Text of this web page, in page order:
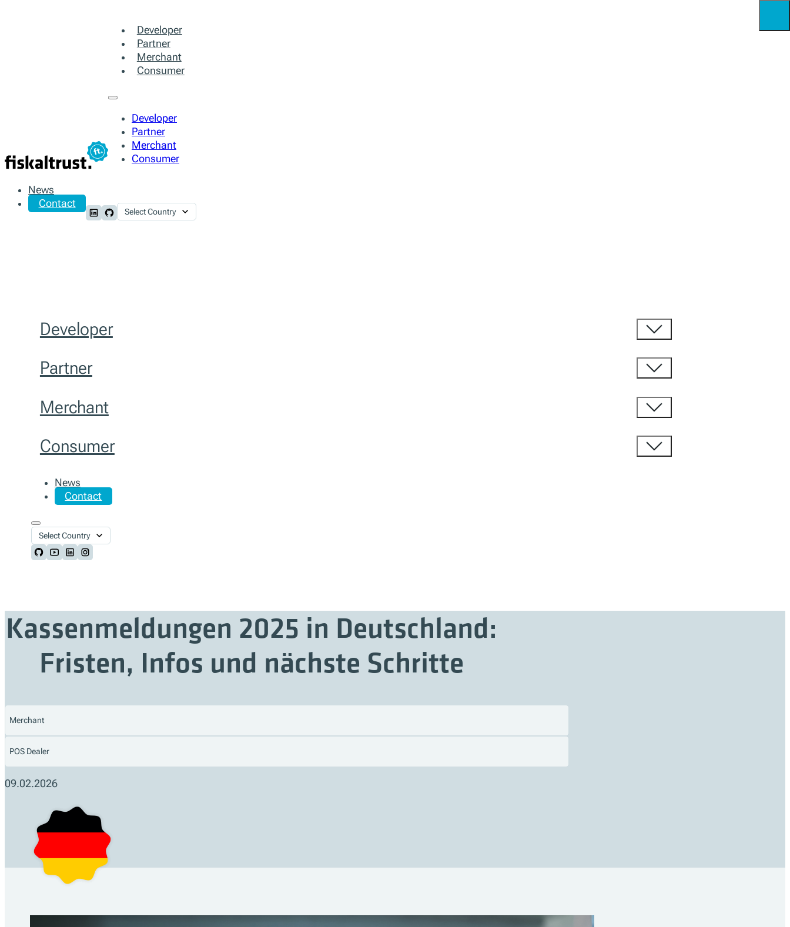
Developer
Partner
Merchant
Consumer
Developer
Partner
Merchant
Consumer
News
Contact
Follow us on LinkedIn
Follow us on Github
Select Country
Developer
Partner
Merchant
Consumer
News
Contact
Select Country
Follow us on Github
Follow us on Youtube
Follow us on LinkedIn
Follow us on Instagram
Kassenmeldungen 2025 in Deutschland:
Fristen, Infos und nächste Schritte
Merchant
POS Dealer
09.02.2026